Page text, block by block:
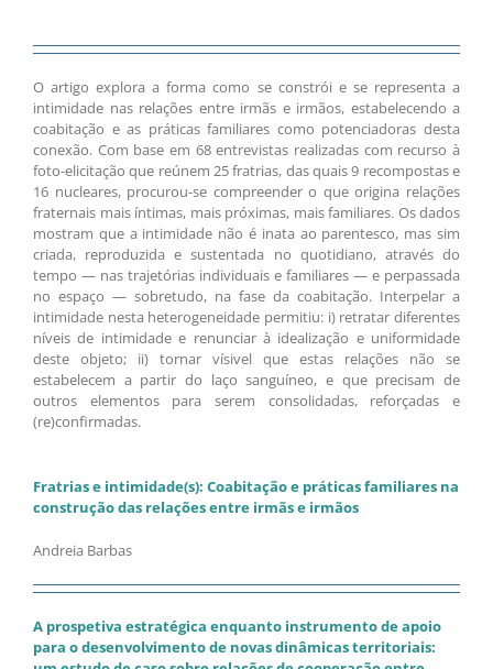
O artigo explora a forma como se constrói e se representa a
intimidade nas relações entre irmãs e irmãos, estabelecendo a
coabitação e as práticas familiares como potenciadoras desta
conexão. Com base em 68 entrevistas realizadas com recurso à
foto-elicitação que reúnem 25 fratrias, das quais 9 recompostas e
16 nucleares, procurou-se compreender o que origina relações
fraternais mais íntimas, mais próximas, mais familiares. Os dados
mostram que a intimidade não é inata ao parentesco, mas sim
criada, reproduzida e sustentada no quotidiano, através do
tempo — nas trajetórias individuais e familiares — e perpassada
no espaço — sobretudo, na fase da coabitação. Interpelar a
intimidade nesta heterogeneidade permitiu: i) retratar diferentes
níveis de intimidade e renunciar à idealização e uniformidade
deste objeto; ii) tornar vísivel que estas relações não se
estabelecem a partir do laço sanguíneo, e que precisam de
outros elementos para serem consolidadas, reforçadas e
(re)confirmadas.
Fratrias e intimidade(s): Coabitação e práticas familiares na
construção das relações entre irmãs e irmãos
Andreia Barbas
A prospetiva estratégica enquanto instrumento de apoio
para o desenvolvimento de novas dinâmicas territoriais: